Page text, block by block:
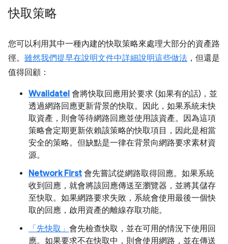
快取策略
您可以利用其中一種內建的快取策略來處理大部分的資產路
徑。 雖然我們提早在說明文件中詳細說明這些做法 ，但還是
值得回顧：
WvalidateI 會將快取回應用於要求 (如果有的話)，並
透過網路回應更新背景的快取。因此，如果系統未快
取資產，則會等待網路回應並使用該資產。因為這項
策略會定期更新依賴該策略的快取項目，因此是相當
安全的策略。但缺點是一律在背景向網路要求素材資
源。
Network First 會先嘗試從網路取得回應。如果系統
收到回應，就會將該回應傳送至瀏覽器，並將其儲存
至快取。如果網路要求失敗，系統會使用最後一個快
取的回應，啟用資產的離線存取功能。
「先快取」 會先檢查快取，並在可用的情況下使用回
應。如果要求不在快取中，則會使用網路，並在傳送